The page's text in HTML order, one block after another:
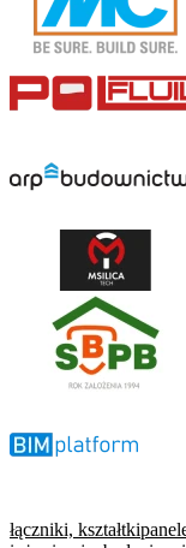
łączniki, kształtki